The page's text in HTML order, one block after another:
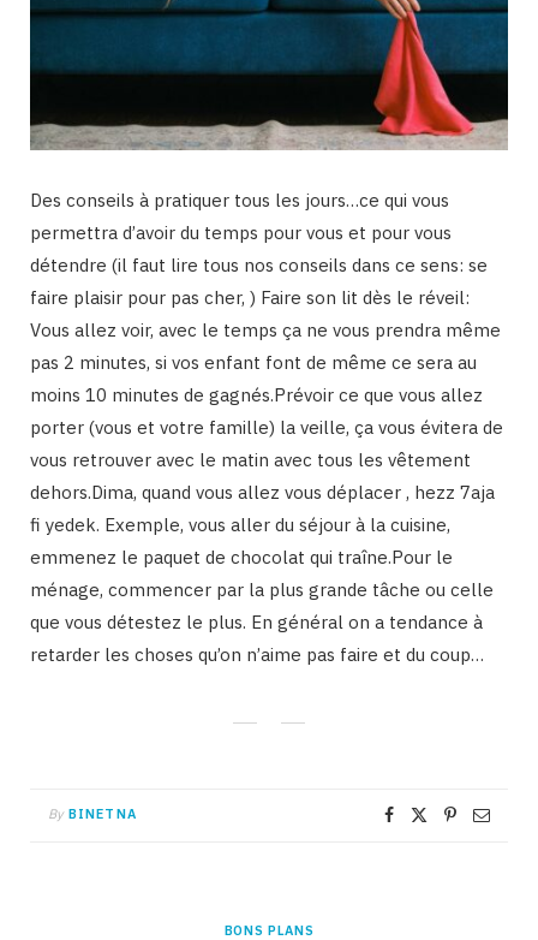
Des conseils à pratiquer tous les jours…ce qui vous
permettra d’avoir du temps pour vous et pour vous
détendre (il faut lire tous nos conseils dans ce sens: se
faire plaisir pour pas cher, ) Faire son lit dès le réveil:
Vous allez voir, avec le temps ça ne vous prendra même
pas 2 minutes, si vos enfant font de même ce sera au
moins 10 minutes de gagnés.Prévoir ce que vous allez
porter (vous et votre famille) la veille, ça vous évitera de
vous retrouver avec le matin avec tous les vêtement
dehors.Dima, quand vous allez vous déplacer , hezz 7aja
fi yedek. Exemple, vous aller du séjour à la cuisine,
emmenez le paquet de chocolat qui traîne.Pour le
ménage, commencer par la plus grande tâche ou celle
que vous détestez le plus. En général on a tendance à
retarder les choses qu’on n’aime pas faire et du coup…
By BINETNA
BONS PLANS